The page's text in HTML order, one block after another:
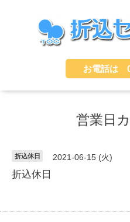
お電話は
営業日
折込休日 2021-06-15 (火)
折込休日